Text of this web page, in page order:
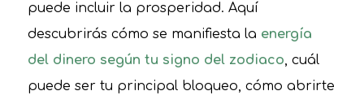
puede incluir la prosperidad. Aquí
descubrirás cómo se manifiesta la energía
del dinero según tu signo del zodiaco, cuál
puede ser tu principal bloqueo, cómo abrirte